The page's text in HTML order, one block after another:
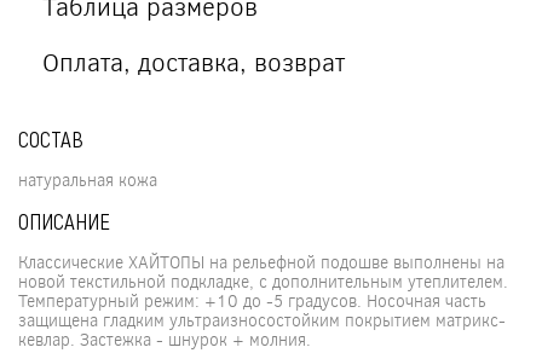
Оплата, доставка, возврат
СОСТАВ
натуральная кожа
ОПИСАНИЕ
Классические ХАЙТОПЫ на рельефной подошве выполнены на
новой текстильной подкладке, с дополнительным утеплителем.
Температурный режим: +10 до -5 градусов. Носочная часть
защищена гладким ультраизносостойким покрытием матрикс-
кевлар. Застежка - шнурок + молния.